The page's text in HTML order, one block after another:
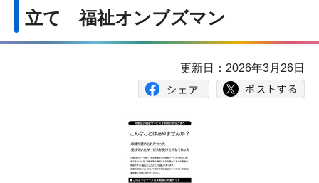
か
立て 福祉オンブズマン
更新日：2026年3月26日